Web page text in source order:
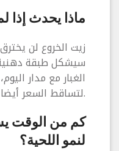
ماذا يحدث
زيت الخروع لن
سيشكل طبقة
الغبار مع مدار
لتساقط السعر أيضا.
كم من الوقت
لنمو اللحية؟